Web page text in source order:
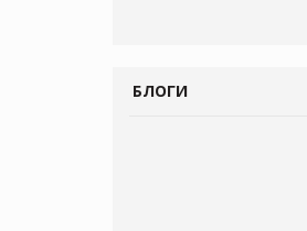
БЛОГИ